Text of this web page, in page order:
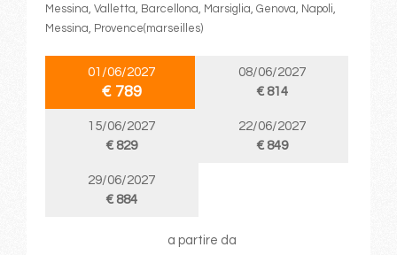
Messina, Valletta, Barcellona, Marsiglia, Genova, Napoli,
Messina, Provence(marseilles)
01/06/2027
€ 789
08/06/2027
€ 814
15/06/2027
€ 829
22/06/2027
€ 849
29/06/2027
€ 884
a partire da